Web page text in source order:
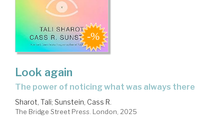
Look again
the power of noticing what was always there
Sharot, Tali; Sunstein, Cass R.
The Bridge Street Press. London, 2025